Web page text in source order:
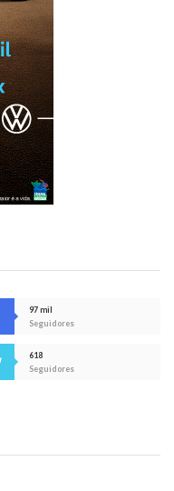
97 mil
Seguidores
618
Seguidores